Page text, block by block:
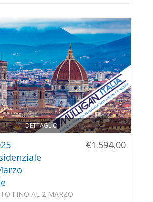
DETTAGLIO
FINO AL 2 MARZO
€1.594,00